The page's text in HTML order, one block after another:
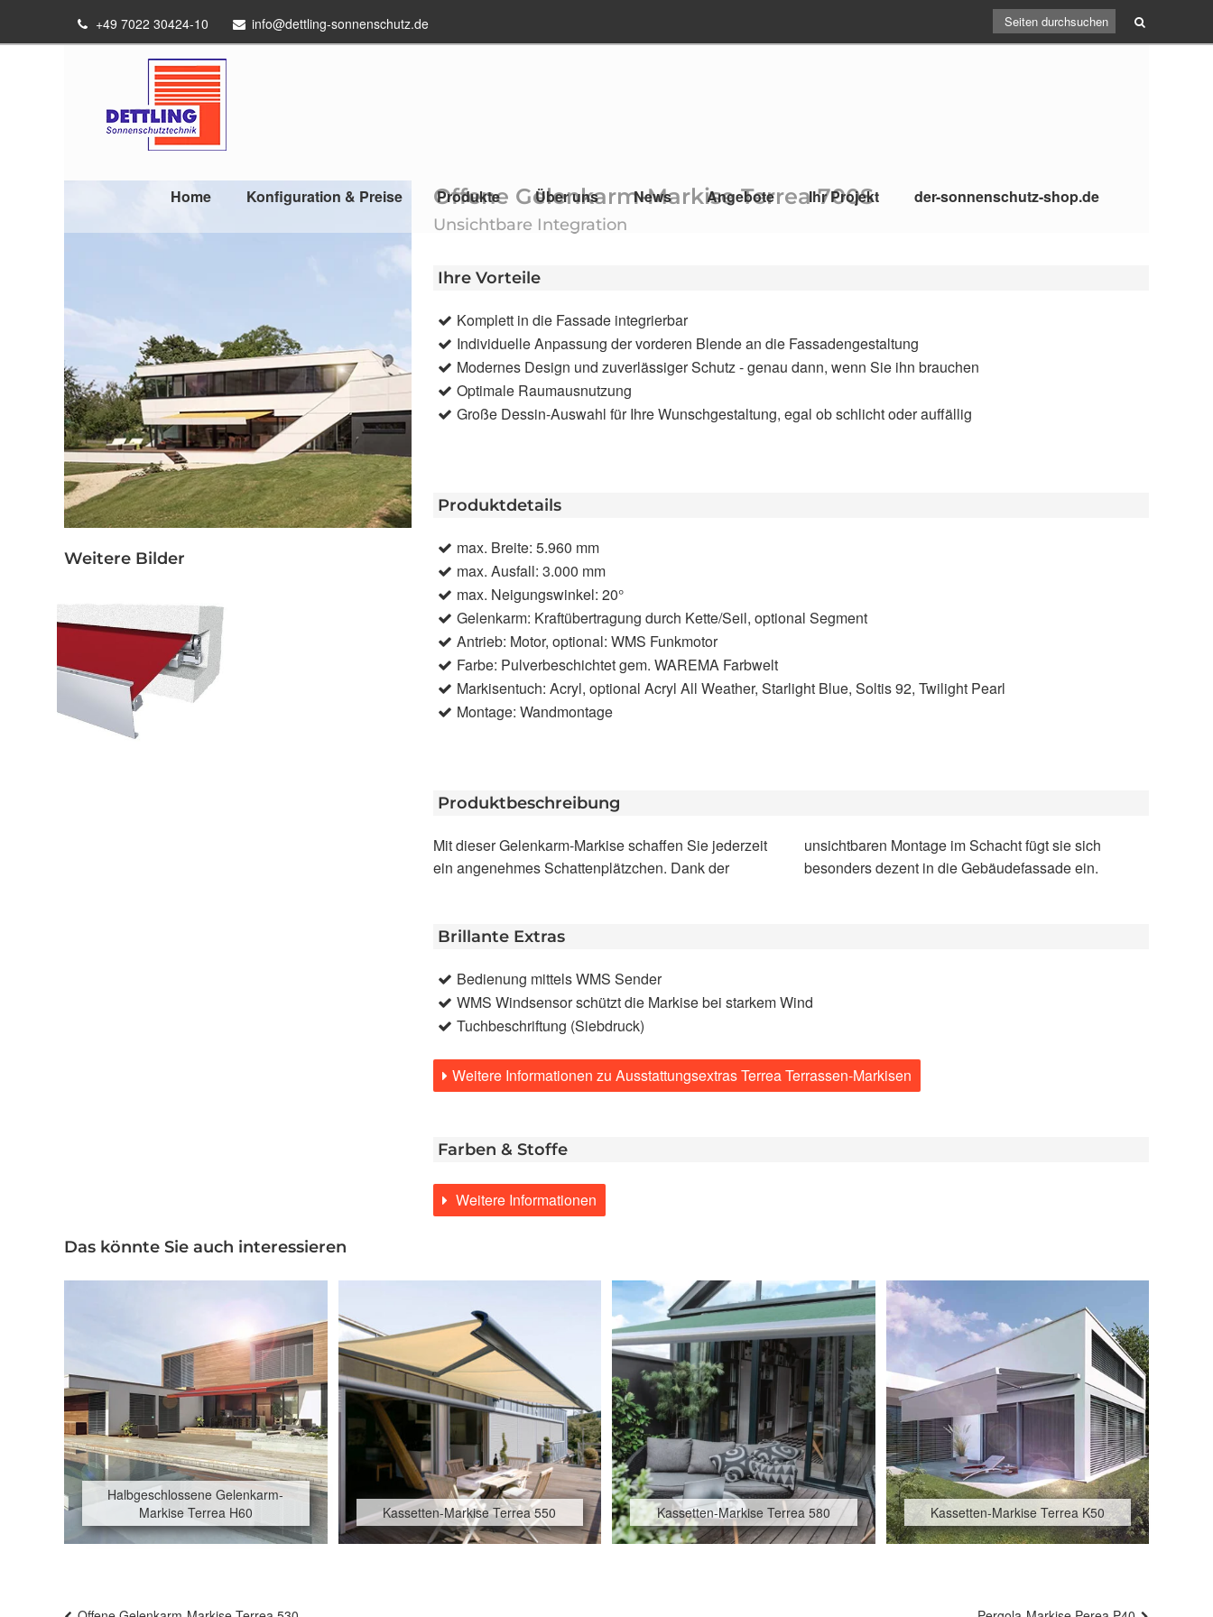
+49 7022 30424-10 info@dettling-sonnenschutz.de
Home Konfiguration & Preise Produkte Über uns News Angebote Ihr Projekt der-sonnenschutz-shop.de
Offene Gelenkarm-Markise Terrea 700S
Unsichtbare Integration
Ihre Vorteile
Komplett in die Fassade integrierbar
Individuelle Anpassung der vorderen Blende an die Fassadengestaltung
Modernes Design und zuverlässiger Schutz - genau dann, wenn Sie ihn brauchen
Optimale Raumausnutzung
Große Dessin-Auswahl für Ihre Wunschgestaltung, egal ob schlicht oder auffällig
Produktdetails
max. Breite: 5.960 mm
max. Ausfall: 3.000 mm
max. Neigungswinkel: 20°
Gelenkarm: Kraftübertragung durch Kette/Seil, optional Segment
Antrieb: Motor, optional: WMS Funkmotor
Farbe: Pulverbeschichtet gem. WAREMA Farbwelt
Markisentuch: Acryl, optional Acryl All Weather, Starlight Blue, Soltis 92, Twilight Pearl
Montage: Wandmontage
Produktbeschreibung
Mit dieser Gelenkarm-Markise schaffen Sie jederzeit
ein angenehmes Schattenplätzchen. Dank der
unsichtbaren Montage im Schacht fügt sie sich
besonders dezent in die Gebäudefassade ein.
Brillante Extras
Bedienung mittels WMS Sender
WMS Windsensor schützt die Markise bei starkem Wind
Tuchbeschriftung (Siebdruck)
Weitere Informationen zu Ausstattungsextras Terrea Terrassen-Markisen
Farben & Stoffe
Weitere Informationen
Weitere Bilder
Das könnte Sie auch interessieren
Halbgeschlossene Gelenkarm-
Markise Terrea H60
Kassetten-Markise Terrea 550 Kassetten-Markise Terrea 580 Kassetten-Markise Terrea K50
Beitragsnavigation